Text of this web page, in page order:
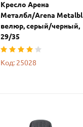
Кресло Арена
Металбл/Arena Metalbl
велюр, серый/черный,
29/35
Код: 25028